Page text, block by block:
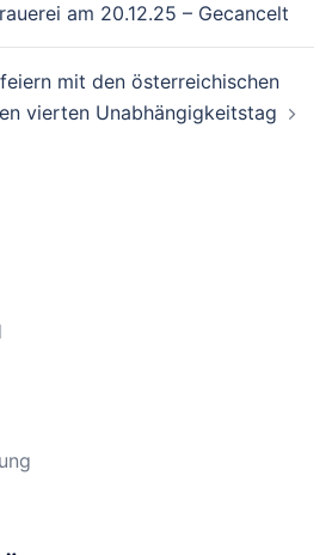
am 20.12.25 – Gecancelt
mit den österreichischen
vierten Unabhängigkeitstag